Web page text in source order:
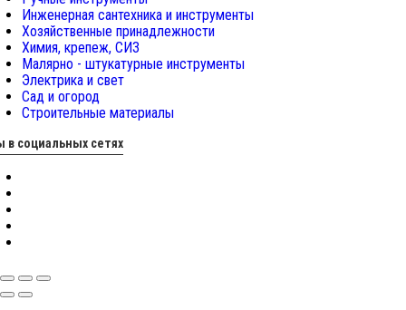
Инженерная сантехника и инструменты
Хозяйственные принадлежности
Химия, крепеж, СИЗ
Малярно - штукатурные инструменты
Электрика и свет
Сад и огород
Строительные материалы
в социальных сетях